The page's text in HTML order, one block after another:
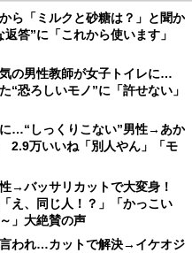
ら「ミルクと砂糖は？」と聞か
答”に「これから使います」
気の男性教師が女子トイレに…
“恐ろしいモノ”に「許せない」
…“しっくりこない”男性→あか
2.9万いいね「別人やん」「モ
→バッサリカットで大変身！
え、同じ人！？」「かっこい
」大絶賛の声
われ…カットで解決→イケオジ